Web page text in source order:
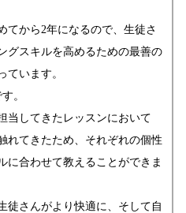
てから2年になるので、生徒さ
グスキルを高めるための最善の
ています。
。
当してきたレッスンにおいて
れてきたため、それぞれの個性
に合わせて教えることができま
徒さんがより快適に、そして自